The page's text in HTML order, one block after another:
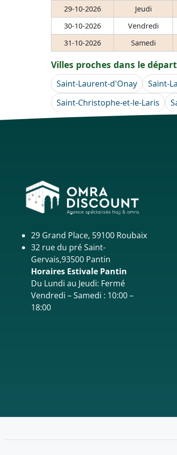
29-10-2026
Jeudi
30-10-2026
Vendredi
31-10-2026
Samedi
Villes proches dans le
Saint-Laurent-d'Onay Saint-
Saint-Christophe-et-le-Laris
29 Grand Place, 59100 Roubaix
32 rue du pré Saint-
Gervais,93500 Pantin
Horaires Estivale Pantin
Du Lundi au Jeudi: Fermé
Vendredi – Samedi : 10:00 –
18:00